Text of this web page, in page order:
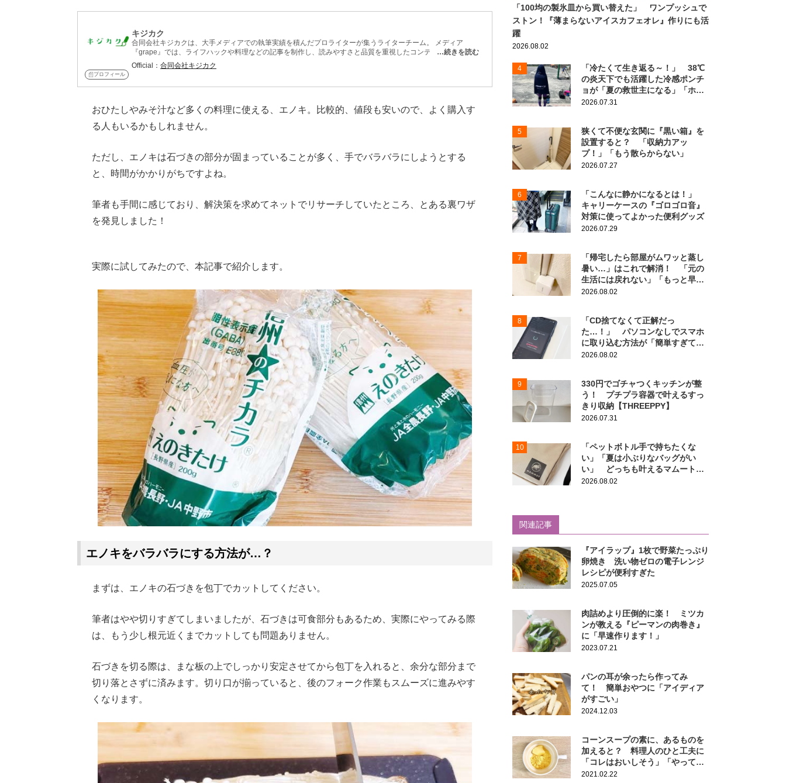
プロフィール
キジカク
合同会社キジカクは、大手メディアでの執筆実績を積んだプロライターが集うライターチーム。 メディア
『grape』では、ライフハックや料理などの記事を制作し、読みやすさと品質を重視したコンテンツをお届
け。
…続きを読む
Official： 合同会社キジカク
おひたしやみそ汁など多くの料理に使える、エノキ。比較的、値段も安いので、よく購入す
る人もいるかもしれません。
ただし、エノキは石づきの部分が固まっていることが多く、手でバラバラにしようとする
と、時間がかかりがちですよね。
筆者も手間に感じており、解決策を求めてネットでリサーチしていたところ、とある裏ワザ
を発見しました！
実際に試してみたので、本記事で紹介します。
エノキをバラバラにする方法が…？
まずは、エノキの石づきを包丁でカットしてください。
筆者はやや切りすぎてしまいましたが、石づきは可食部分もあるため、実際にやってみる際
は、もう少し根元近くまでカットしても問題ありません。
石づきを切る際は、まな板の上でしっかり安定させてから包丁を入れると、余分な部分まで
切り落とさずに済みます。切り口が揃っていると、後のフォーク作業もスムーズに進みやす
くなります。
「100均の製氷皿から買い替えた」 ワンプッシュで
ストン！『薄まらないアイスカフェオレ』作りにも活
躍
2026.08.02
4
「冷たくて生き返る～！」 38℃
の炎天下でも活躍した冷感ポンチ
ョが「夏の救世主になる」「ホン
ト買ってよかった」
2026.07.31
5
狭くて不便な玄関に『黒い箱』を
設置すると？ 「収納力アッ
プ！」「もう散らからない」
2026.07.27
6
「こんなに静かになるとは！」
キャリーケースの『ゴロゴロ音』
対策に使ってよかった便利グッズ
2026.07.29
7
「帰宅したら部屋がムワッと蒸し
暑い…」はこれで解消！ 「元の
生活には戻れない」「もっと早く
知りたかった」
2026.08.02
8
「CD捨てなくて正解だっ
た…！」 パソコンなしでスマホ
に取り込む方法が「簡単すぎて拍
子抜け」「この曲聴きたかった
2026.08.02
9
330円でゴチャつくキッチンが整
う！ プチプラ容器で叶えるすっ
きり収納【THREEPPY】
2026.07.31
10
「ペットボトル手で持ちたくな
い」「夏は小ぶりなバッグがい
い」 どっちも叶えるマムートの
ポーチがこちら！
2026.08.02
関連記事
『アイラップ』1枚で野菜たっぷり
卵焼き 洗い物ゼロの電子レンジ
レシピが便利すぎた
2025.07.05
肉詰めより圧倒的に楽！ ミツカ
ンが教える『ピーマンの肉巻き』
に「早速作ります！」
2023.07.21
パンの耳が余ったら作ってみ
て！ 簡単おやつに「アイディア
がすごい」
2024.12.03
コーンスープの素に、あるものを
加えると？ 料理人のひと工夫に
「コレはおいしそう」「やってみ
る」の声
2021.02.22